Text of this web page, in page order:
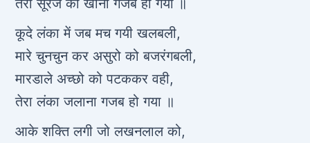
तेरा सूरज को खाना गजब हो गया ॥
कूदे लंका में जब मच गयी खलबली,
मारे चुनचुन कर असुरो को बजरंगबली,
मारडाले अच्छो को पटककर वही,
तेरा लंका जलाना गजब हो गया ॥
आके शक्ति लगी जो लखनलाल को,